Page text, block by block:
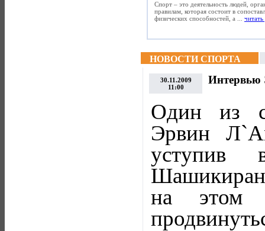
Спорт – это деятельность людей,
правилам, которая состоит в
физических способностей, а ... читать
НОВОСТИ СПОРТА
30.11.2009
11:00
Интервью
Один из
Эрвин
уступив
на этом